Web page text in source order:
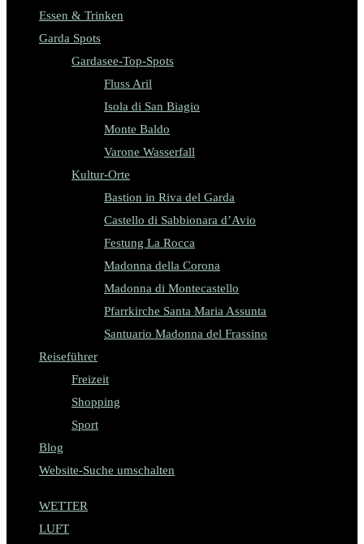
Essen & Trinken
Garda Spots
Gardasee-Top-Spots
Fluss Aril
Isola di San Biagio
Monte Baldo
Varone Wasserfall
Kultur-Orte
Bastion in Riva del Garda
Castello di Sabbionara d’Avio
Festung La Rocca
Madonna della Corona
Madonna di Montecastello
Pfarrkirche Santa Maria Assunta
Santuario Madonna del Frassino
Reiseführer
Freizeit
Shopping
Sport
Blog
Website-Suche umschalten
WETTER
LUFT